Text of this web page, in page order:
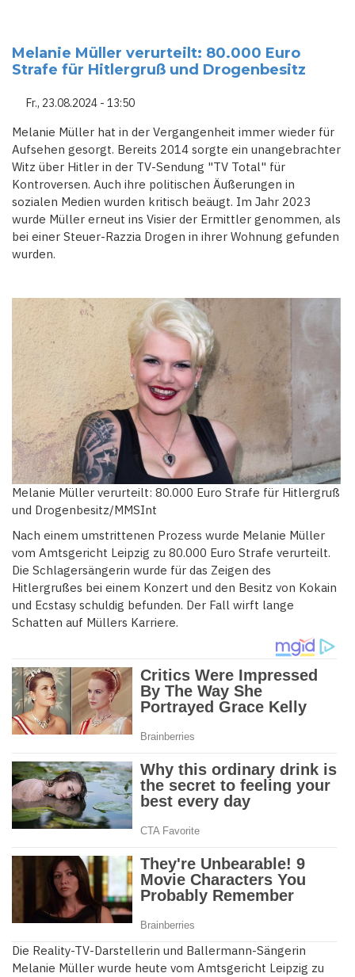
Melanie Müller verurteilt: 80.000 Euro
Strafe für Hitlergruß und Drogenbesitz
Fr., 23.08.2024 - 13:50
Melanie Müller hat in der Vergangenheit immer wieder für
Aufsehen gesorgt. Bereits 2014 sorgte ein unangebrachter
Witz über Hitler in der TV-Sendung "TV Total" für
Kontroversen. Auch ihre politischen Äußerungen in
sozialen Medien wurden kritisch beäugt. Im Jahr 2023
wurde Müller erneut ins Visier der Ermittler genommen, als
bei einer Steuer-Razzia Drogen in ihrer Wohnung gefunden
wurden.
Melanie Müller verurteilt: 80.000 Euro Strafe für Hitlergruß
und Drogenbesitz/MMSInt
Nach einem umstrittenen Prozess wurde Melanie Müller
vom Amtsgericht Leipzig zu 80.000 Euro Strafe verurteilt.
Die Schlagersängerin wurde für das Zeigen des
Hitlergrußes bei einem Konzert und den Besitz von Kokain
und Ecstasy schuldig befunden. Der Fall wirft lange
Schatten auf Müllers Karriere.
Die Reality-TV-Darstellerin und Ballermann-Sängerin
Melanie Müller wurde heute vom Amtsgericht Leipzig zu